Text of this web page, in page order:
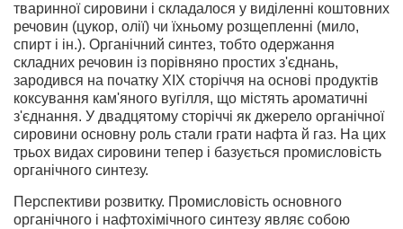
тваринної сировини і складалося у виділенні коштовних
речовин (цукор, олії) чи їхньому розщепленні (мило,
спирт і ін.). Органічний синтез, тобто одержання
складних речовин із порівняно простих з'єднань,
зародився на початку XIX сторіччя на основі продуктів
коксування кам'яного вугілля, що містять ароматичні
з'єднання. У двадцятому сторіччі як джерело органічної
сировини основну роль стали грати нафта й газ. На цих
трьох видах сировини тепер і базується промисловість
органічного синтезу.
Перспективи розвитку. Промисловість основного
органічного і нафтохімічного синтезу являє собою